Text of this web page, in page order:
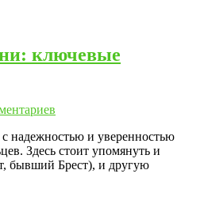
ключевые
с надежностью и уверенностью
Здесь стоит упомянуть и
бывший Брест), и другую